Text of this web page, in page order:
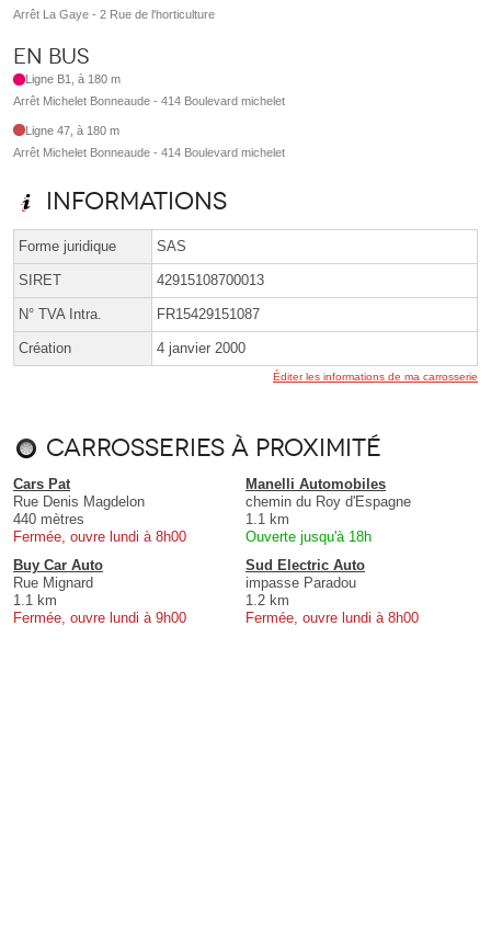
Arrêt La Gaye - 2 Rue de l'horticulture
En bus
Ligne B1, à 180 m
Arrêt Michelet Bonneaude - 414 Boulevard michelet
Ligne 47, à 180 m
Arrêt Michelet Bonneaude - 414 Boulevard michelet
Informations
Forme juridique SAS
SIRET 42915108700013
N° TVA Intra. FR15429151087
Création 4 janvier 2000
Éditer les informations de ma carrosserie
Carrosseries à proximité
Cars Pat
Rue Denis Magdelon
440 mètres
Fermée, ouvre lundi à 8h00
Manelli Automobiles
chemin du Roy d'Espagne
1.1 km
Ouverte jusqu'à 18h
Buy Car Auto
Rue Mignard
1.1 km
Fermée, ouvre lundi à 9h00
Sud Electric Auto
impasse Paradou
1.2 km
Fermée, ouvre lundi à 8h00